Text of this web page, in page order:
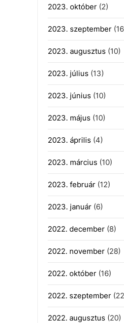
2023. október(2)
2023. szeptember
2023. augusztus (10)
2023. július (13)
2023. június (10)
2023. május (10)
2023. április (4)
2023. március (10)
2023. február(12)
2023. január(6)
2022. december(8)
2022. november(28)
2022. október(16)
2022. szeptember
2022. augusztus (20)